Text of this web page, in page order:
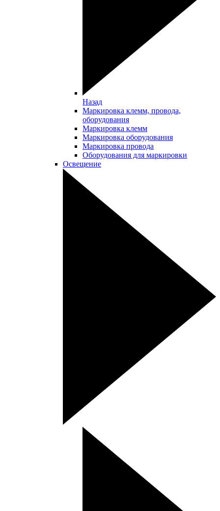
Назад
Маркировка клемм, провода,
оборудования
Маркировка клемм
Маркировка оборудования
Маркировка провода
Оборудования для маркировки
Освещение